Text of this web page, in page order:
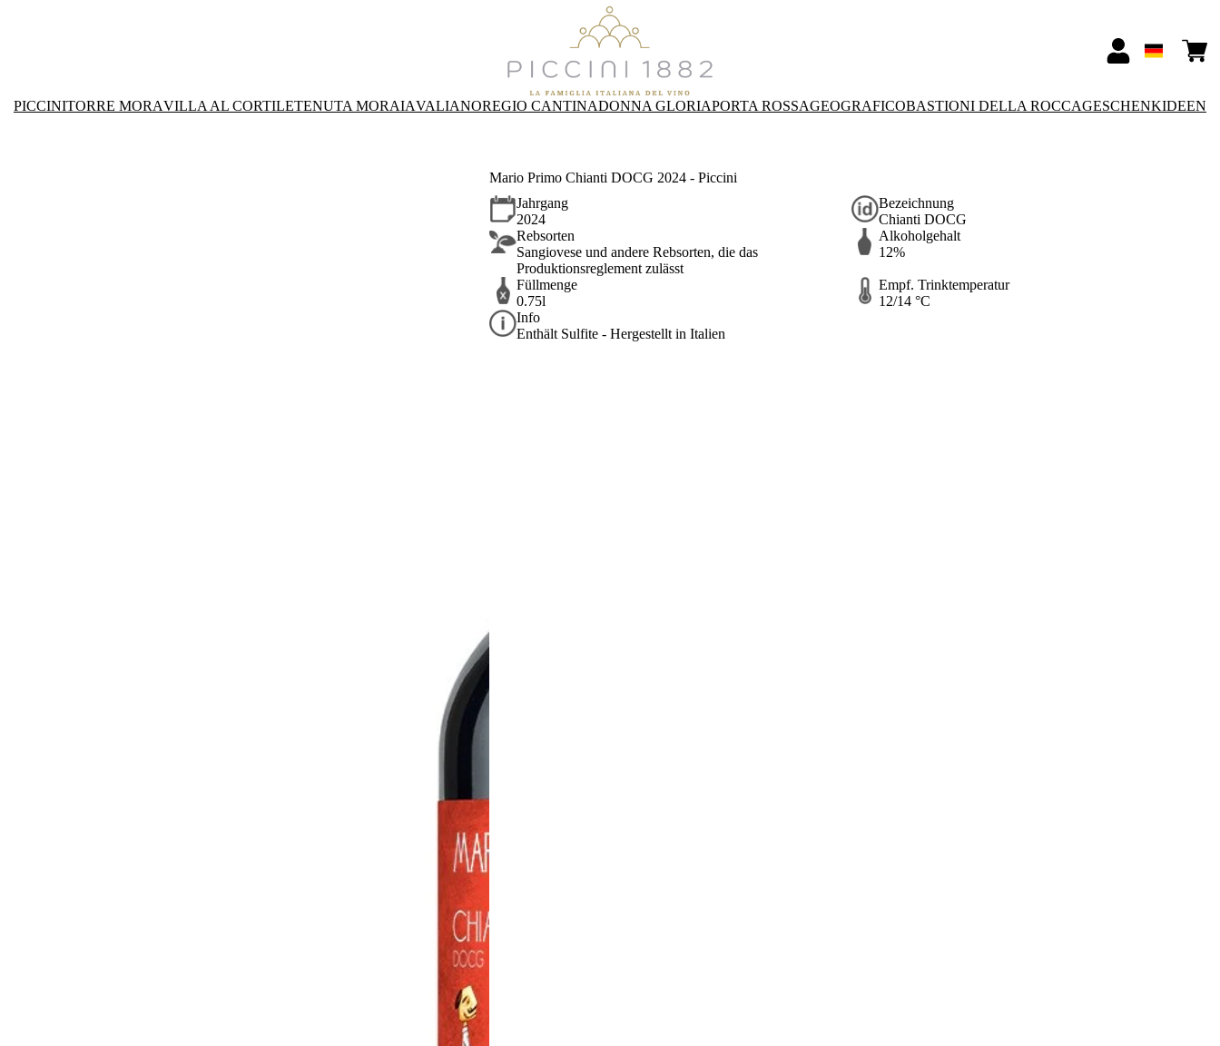
PICCINITORRE MORAVILLA AL CORTILETENUTA MORAIAVALIANOREGIO CANTINADONNA GLORIAPORTA ROSSAGEOGRAFICOBASTIONI DELLA ROCCAGESCHENKIDEEN
Mario Primo Chianti DOCG 2024 - Piccini
Jahrgang
2024
Bezeichnung
Chianti DOCG
Rebsorten
Sangiovese und andere Rebsorten, die das
Produktionsreglement zulässt
Alkoholgehalt
12%
Füllmenge
0.75l
Empf. Trinktemperatur
12/14 °C
Info
Enthält Sulfite - Hergestellt in Italien